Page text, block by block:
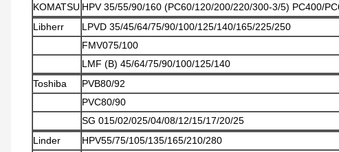
KOMATSU HPV 35/55/90/160 (PC60/120/200/220/300-3/5) PC400/
Libherr
LPVD 35/45/64/75/90/100/125/140/165/225/250
FMV075/100
LMF (Β) 45/64/75/90/100/125/140
Toshiba
PVB80/92
PVC80/90
SG 015/02/025/04/08/12/15/17/20/25
Linder
HPV55/75/105/135/165/210/280